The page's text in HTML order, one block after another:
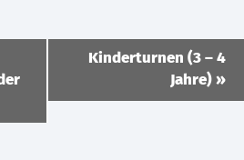
Kinderturnen (3 – 4
Jahre) »